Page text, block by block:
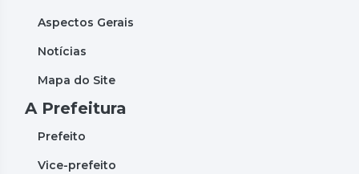
Aspectos Gerais
Notícias
Mapa do Site
A Prefeitura
Prefeito
Vice-prefeito